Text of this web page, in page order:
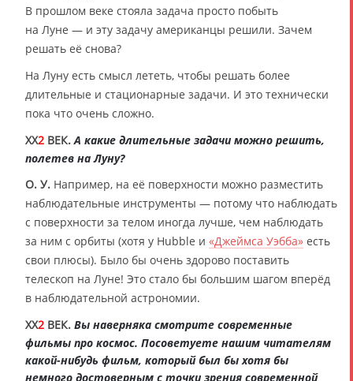
В прошлом веке стояла задача просто побыть
на Луне — и эту задачу американцы решили. Зачем
решать её снова?
На Луну есть смысл лететь, чтобы решать более
длительные и стационарные задачи. И это технически
пока что очень сложно.
XX2 ВЕК. А какие длительные задачи можно решить,
полетев на Луну?
О. У. Например, на её поверхности можно разместить
наблюдательные инструменты — потому что наблюдать
с поверхности за телом иногда лучше, чем наблюдать
за ним с орбиты (хотя у Hubble и «Джеймса Уэбба» есть
свои плюсы). Было бы очень здорово поставить
телескоп на Луне! Это стало бы большим шагом вперёд
в наблюдательной астрономии.
XX2 ВЕК. Вы наверняка смотрите современные
фильмы про космос. Посоветуете нашим читателям
какой-нибудь фильм, который был бы хотя бы
немного достоверным с точки зрения современной